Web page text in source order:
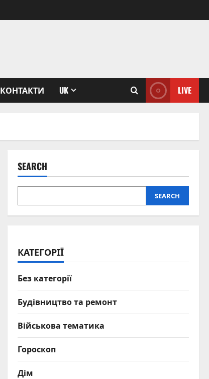
КОНТАКТИ UK LIVE
SEARCH
SEARCH
КАТЕГОРІЇ
Без категорії
Будівництво та ремонт
Військова тематика
Гороскоп
Дім